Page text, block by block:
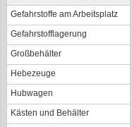
Gefahrstoffe am Arbeitsplatz
Gefahrstofflagerung
Großbehälter
Hebezeuge
Hubwagen
Kästen und Behälter